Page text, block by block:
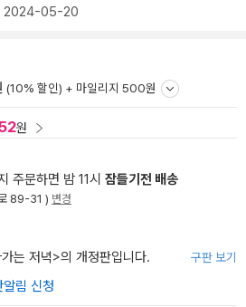
2024-05-20
(10% 할인) + 마일리지 500원
원
주문하면 밤 11시 잠들기전 배송
89-31 ) 변경
는 저녁>의 개정판입니다. 구판 보기
림 신청